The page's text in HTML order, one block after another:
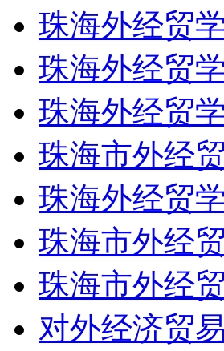
珠海外经贸
珠海外经贸
珠海外经贸
珠海市外经
珠海外经贸
珠海市外经
珠海市外经
对外经济贸